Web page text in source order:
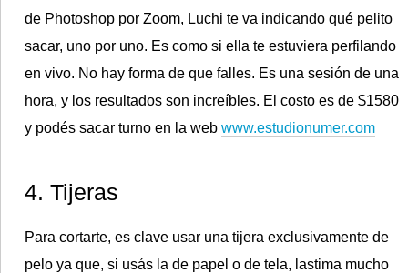
de Photoshop por Zoom, Luchi te va indicando qué pelito
sacar, uno por uno. Es como si ella te estuviera perfilando
en vivo. No hay forma de que falles. Es una sesión de una
hora, y los resultados son increíbles. El costo es de $1580
y podés sacar turno en la web www.estudionumer.com
4. Tijeras
Para cortarte, es clave usar una tijera exclusivamente de
pelo ya que, si usás la de papel o de tela, lastima mucho